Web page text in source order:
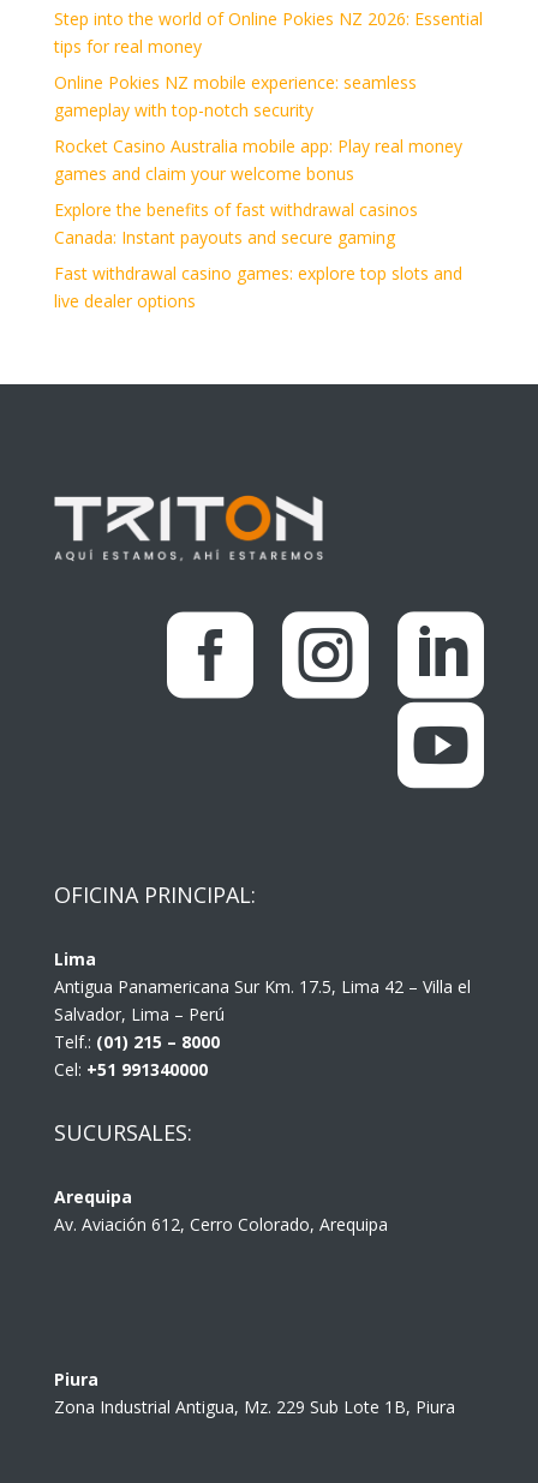
Step into the world of Online Pokies NZ 2026: Essential
tips for real money
Online Pokies NZ mobile experience: seamless
gameplay with top-notch security
Rocket Casino Australia mobile app: Play real money
games and claim your welcome bonus
Explore the benefits of fast withdrawal casinos
Canada: Instant payouts and secure gaming
Fast withdrawal casino games: explore top slots and
live dealer options
  

OFICINA PRINCIPAL:
Lima
Antigua Panamericana Sur Km. 17.5, Lima 42 – Villa el
Salvador, Lima – Perú
Telf.: (01) 215 – 8000
Cel: +51 991340000
SUCURSALES:
Arequipa
Av. Aviación 612, Cerro Colorado, Arequipa
Piura
Zona Industrial Antigua, Mz. 229 Sub Lote 1B, Piura